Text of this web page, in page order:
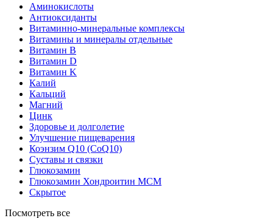
Аминокислоты
Антиоксиданты
Витаминно-минеральные комплексы
Витамины и минералы отдельные
Витамин B
Витамин D
Витамин K
Калий
Кальций
Магний
Цинк
Здоровье и долголетие
Улучшение пищеварения
Коэнзим Q10 (CoQ10)
Суставы и связки
Глюкозамин
Глюкозамин Хондроитин МСМ
Скрытое
Посмотреть все